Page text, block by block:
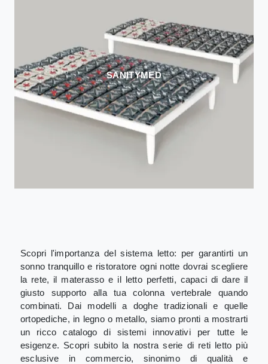
SANITYMED
Scopri l'importanza del sistema letto: per garantirti un
sonno tranquillo e ristoratore ogni notte dovrai scegliere
la rete, il materasso e il letto perfetti, capaci di dare il
giusto supporto alla tua colonna vertebrale quando
combinati. Dai modelli a doghe tradizionali e quelle
ortopediche, in legno o metallo, siamo pronti a mostrarti
un ricco catalogo di sistemi innovativi per tutte le
esigenze. Scopri subito la nostra serie di reti letto più
esclusive in commercio, sinonimo di qualità e